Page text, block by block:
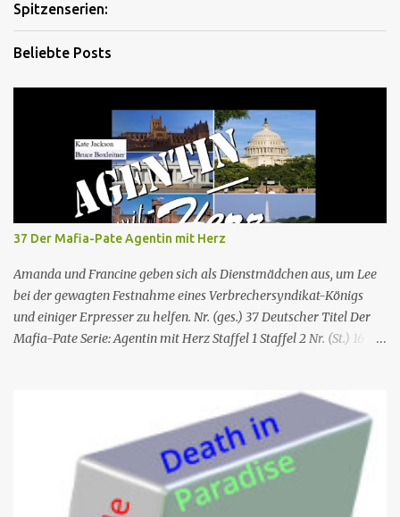
Spitzenserien:
Beliebte Posts
37 Der Mafia-Pate Agentin mit Herz
Amanda und Francine geben sich als Dienstmädchen aus, um Lee
bei der gewagten Festnahme eines Verbrechersyndikat-Königs
und einiger Erpresser zu helfen. Nr. (ges.) 37 Deutscher Titel Der
Mafia-Pate Serie: Agentin mit Herz Staffel 1 Staffel 2 Nr. (St.) 16
Mackenzie Buch Stephen Hattman Serieninfos: In dem Pilot der
Serie wird Amanda King , eine geschiedene Hausfrau und Mutter
von zwei Söhnen, als freie Mitarbeiterin eines kleinen US-
amerikanischen Geheimdienstes angeworben. Dort arbeitet sie als
Agentin an der Seite von Lee Stetson , Tarnname „Scarecrow“ (engl.
für Vogelscheuche), den sie am Ende der vierten und letzten Staffel